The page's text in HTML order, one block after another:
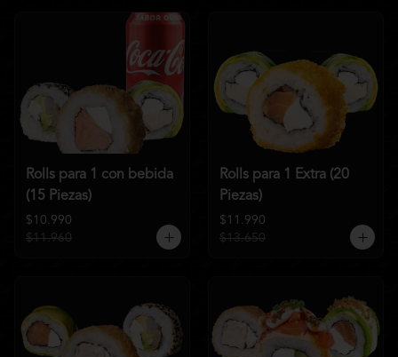
Rolls para 1 con bebida
(15 Piezas)
$10.990
$11.960
Rolls para 1 Extra (20
Piezas)
$11.990
$13.650